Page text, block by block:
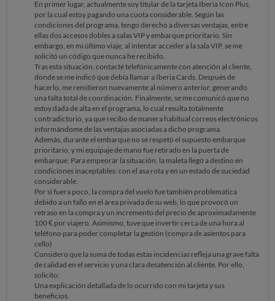
En primer lugar, actualmente soy titular de la tarjeta Iberia Icon Plus,
por la cual estoy pagando una cuota considerable. Según las
condiciones del programa, tengo derecho a diversas ventajas, entre
ellas dos accesos dobles a salas VIP y embarque prioritario. Sin
embargo, en mi último viaje, al intentar acceder a la sala VIP, se me
solicitó un código que nunca he recibido.
Tras esta situación, contacté telefónicamente con atención al cliente,
donde se me indicó que debía llamar a Iberia Cards. Después de
hacerlo, me remitieron nuevamente al número anterior, generando
una falta total de coordinación. Finalmente, se me comunicó que no
estoy dada de alta en el programa, lo cual resulta totalmente
contradictorio, ya que recibo de manera habitual correos electrónicos
informándome de las ventajas asociadas a dicho programa.
Además, durante el embarque no se respetó el supuesto embarque
prioritario, y mi equipaje de mano fue retirado en la puerta de
embarque. Para empeorar la situación, la maleta llegó a destino en
condiciones inaceptables: con el asa rota y en un estado de suciedad
considerable.
Por si fuera poco, la compra del vuelo fue también problemática
debido a un fallo en el área privada de su web, lo que provocó un
retraso en la compra y un incremento del precio de aproximadamente
100 € por viajero. Asimismo, tuve que invertir cerca de una hora al
teléfono para poder completar la gestión (compra de asientos para
cello)
Considero que la suma de todas estas incidencias refleja una grave falta
de calidad en el servicio y una clara desatención al cliente. Por ello,
solicito:
Una explicación detallada de lo ocurrido con mi tarjeta y sus
beneficios.